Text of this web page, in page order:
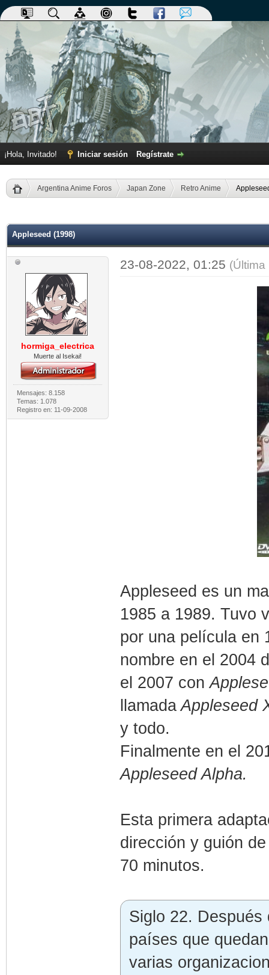
¡Hola, Invitado! Iniciar sesión Regístrate
Argentina Anime Foros Japan Zone Retro Anime
Appleseed (1998)
hormiga_electrica
Muerte al Isekai!
Mensajes: 8.158
Temas: 1.078
Registro en: 11-09-2008
23-08-2022, 01:25
Appleseed es un
1985 a 1989. Tuvo
por una película en
nombre en el 2004
el 2007 con
llamadaAppleseed
y todo.
Finalmente en el
Appleseed Alpha.
Esta primera
dirección y guión
70 minutos.
Siglo 22.
países que
varias